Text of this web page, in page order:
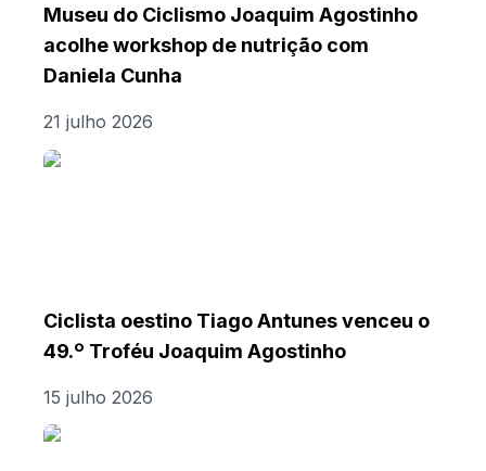
Museu do Ciclismo Joaquim Agostinho
acolhe workshop de nutrição com
Daniela Cunha
21 julho 2026
Ciclista oestino Tiago Antunes venceu o
49.º Troféu Joaquim Agostinho
15 julho 2026